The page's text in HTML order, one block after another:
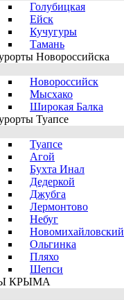
Голубицкая
Ейск
Кучугуры
Тамань
Новороссийска
Новороссийск
Мысхако
Широкая Балка
Туапсе
Туапсе
Агой
Бухта Инал
Дедеркой
Джубга
Лермонтово
Небуг
Новомихайловский
Ольгинка
Пляхо
Шепси
КРЫМА